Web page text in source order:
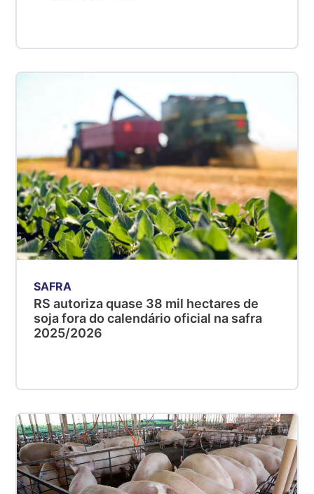
SAFRA
RS autoriza quase 38 mil hectares de
soja fora do calendário oficial na safra
2025/2026